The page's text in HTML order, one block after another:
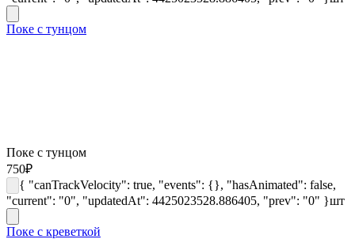
Поке с тунцом
Поке с тунцом
750₽
{ "canTrackVelocity": true, "events": {}, "hasAnimated": false,
"current": "0", "updatedAt": 4425023528.886405, "prev": "0" }шт
Поке с креветкой